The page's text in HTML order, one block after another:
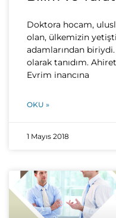
Doktora hocam,
olan, ülkemizin
adamlarından
olarak tanıdım.
Evrim inancına
OKU »
1 Mayıs 2018